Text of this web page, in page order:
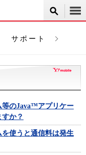
サポート
等のJava™アプリケー
か？
使うと通信料は発生